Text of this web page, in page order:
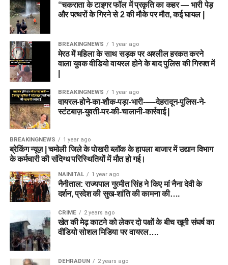
“चकराता के टाइगर फॉल में प्रकृति का कहर — भारी पेड़
और पत्थरों के गिरने से 2 की मौके पर मौत, कई घायल |
BREAKINGNEWS 1 year ago
मेरठ में महिला के साथ सड़क पर अश्लील हरकत करने
वाला युवक वीडियो वायरल होने के बाद पुलिस की गिरफ्त में
BREAKINGNEWS 1 year ago
वायरल-होने-का-शौक-पड़ा-भारी-—-देहरादून-पुलिस-ने-
स्टंटबाज़-युवती-पर-की-चालानी-कार्रवाई |
BREAKINGNEWS 1 year ago
ब्रेकिंग न्यूज़ | चमोली जिले के पोखरी ब्लॉक के हापला बाजार में उद्यान विभाग
के कर्मचारी की संदिग्ध परिस्थितियों में मौत हो गई।
NAINITAL 1 year ago
नैनीताल: राज्यपाल गुरमीत सिंह ने किए मां नैना देवी के
दर्शन, प्रदेश की सुख-शांति की कामना की….
CRIME 2 years ago
खेत की मेढ़ काटने को लेकर दो पक्षों के बीच खूनी संघर्ष का
वीडियो सोशल मिडिया पर वायरल….
DEHRADUN 2 years ago